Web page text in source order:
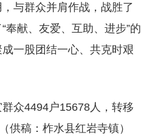
与群众并肩作战，战胜了
献、友爱、互助、进步”的
一股团结一心、共克时艰
众4494户15678人，转移
供稿：柞水县红岩寺镇）